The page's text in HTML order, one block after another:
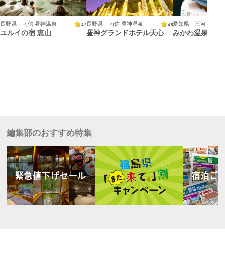
長野県 南信 昼神温泉 4.2
ユルイの宿 恵山
長野県 南信 昼神温泉 4.5
昼神グランドホテル天心
愛知県 三河
みかわ温泉 海
編集部のおすすめ特集